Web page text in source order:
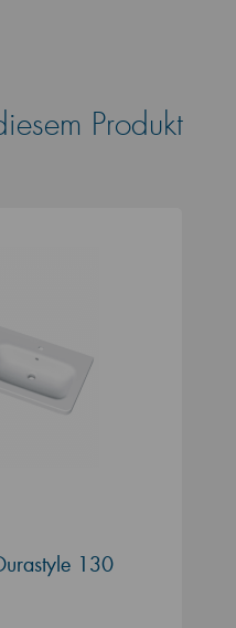
Produkt
130